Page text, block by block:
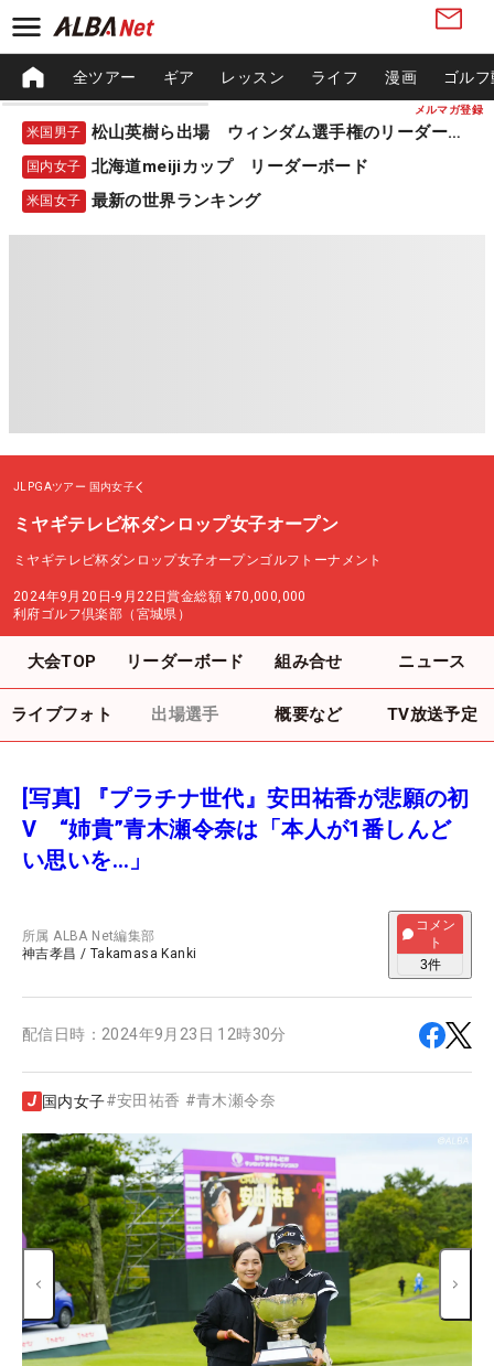
メルマガ登録
全ツアー ギア レッスン ライフ 漫画 ゴル
米国男子 松山英樹ら出場 ウィンダム選手権のリーダーボード
国内女子 北海道meijiカップ リーダーボード
米国女子 最新の世界ランキング
JLPGAツアー 国内女子
ミヤギテレビ杯ダンロップ女子オープン
ミヤギテレビ杯ダンロップ女子オープンゴルフトーナメント
2024年9月20日-9月22日賞金総額 ¥70,000,000
利府ゴルフ倶楽部（宮城県）
大会TOP リーダーボード 組み合せ ニュース
ライブフォト 出場選手 概要など TV放送予定
[写真] 『プラチナ世代』安田祐香が悲願の初
V “姉貴”青木瀬令奈は「本人が1番しんど
い思いを…」
所属ALBA Net編集部
神吉孝昌 / Takamasa Kanki
コメン
ト
3件
配信日時： 2024年9月23日 12時30分
国内女子#安田祐香 #青木瀬令奈